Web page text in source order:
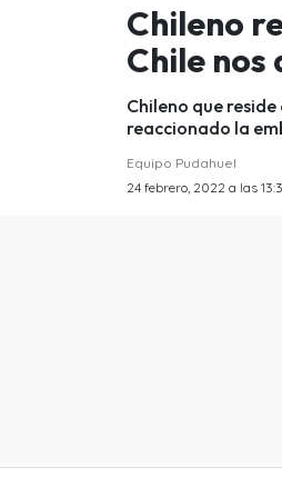
Chileno
Chile nos
Chileno que
reaccionado la
Equipo Pudahuel
24 febrero, 2022 a las